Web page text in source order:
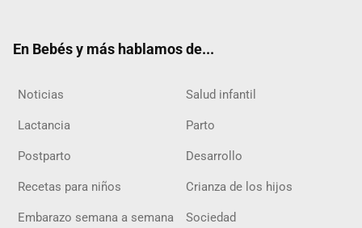
En Bebés y más hablamos de...
Noticias Salud infantil
Lactancia Parto
Postparto Desarrollo
Recetas para niños Crianza de los hijos
Embarazo semana a semana Sociedad